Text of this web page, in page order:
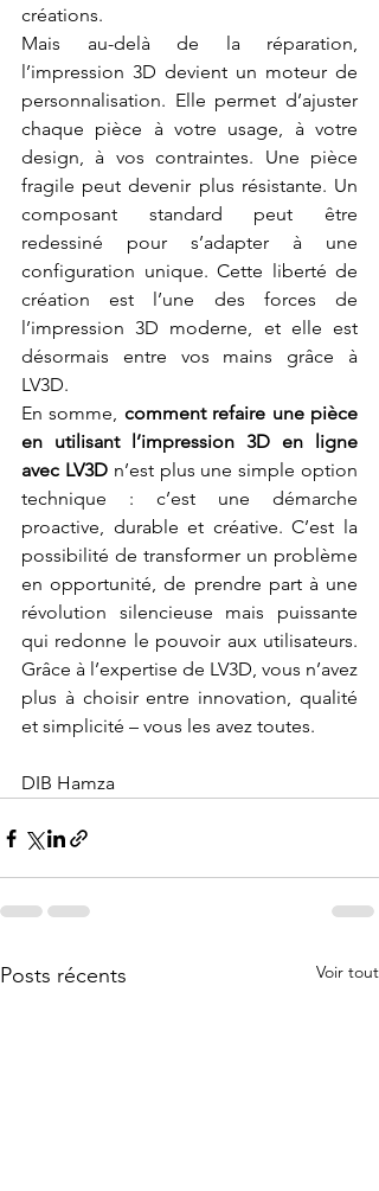
créations.
Mais au-delà de la réparation,
l’impression 3D devient un moteur de
personnalisation. Elle permet d’ajuster
chaque pièce à votre usage, à votre
design, à vos contraintes. Une pièce
fragile peut devenir plus résistante. Un
composant standard peut être
redessiné pour s’adapter à une
configuration unique. Cette liberté de
création est l’une des forces de
l’impression 3D moderne, et elle est
désormais entre vos mains grâce à
LV3D.
En somme, comment refaire une pièce
en utilisant l’impression 3D en ligne
avec LV3D n’est plus une simple option
technique : c’est une démarche
proactive, durable et créative. C’est la
possibilité de transformer un problème
en opportunité, de prendre part à une
révolution silencieuse mais puissante
qui redonne le pouvoir aux utilisateurs.
Grâce à l’expertise de LV3D, vous n’avez
plus à choisir entre innovation, qualité
et simplicité – vous les avez toutes.
DIB Hamza
Posts récents Voir tout